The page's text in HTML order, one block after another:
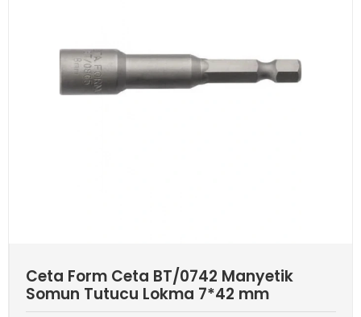
Ceta Form Ceta BT/0742 Manyetik
Somun Tutucu Lokma 7*42 mm